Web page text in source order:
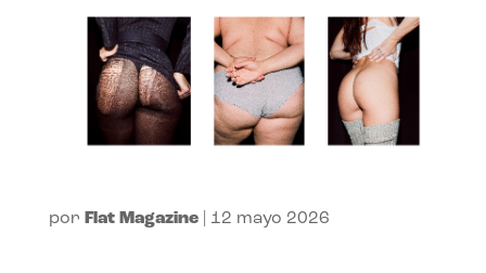
por Flat Magazine| 12 mayo 2026